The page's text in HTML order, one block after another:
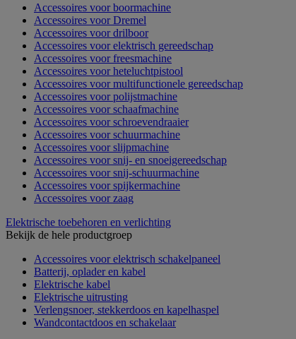
Accessoires voor boormachine
Accessoires voor Dremel
Accessoires voor drilboor
Accessoires voor elektrisch gereedschap
Accessoires voor freesmachine
Accessoires voor heteluchtpistool
Accessoires voor multifunctionele gereedschap
Accessoires voor polijstmachine
Accessoires voor schaafmachine
Accessoires voor schroevendraaier
Accessoires voor schuurmachine
Accessoires voor slijpmachine
Accessoires voor snij- en snoeigereedschap
Accessoires voor snij-schuurmachine
Accessoires voor spijkermachine
Accessoires voor zaag
Elektrische toebehoren en verlichting
Bekijk de hele productgroep
Accessoires voor elektrisch schakelpaneel
Batterij, oplader en kabel
Elektrische kabel
Elektrische uitrusting
Verlengsnoer, stekkerdoos en kapelhaspel
Wandcontactdoos en schakelaar